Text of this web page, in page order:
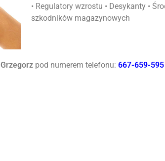
• Regulatory wzrostu • Desykanty •
szkodników magazynowych
Grzegorz pod numerem telefonu: 667-659-595